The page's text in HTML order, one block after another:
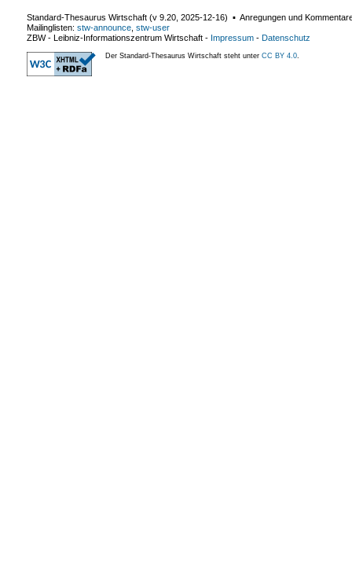
Standard-Thesaurus Wirtschaft (v 9.20 2025-12-16) ▪ Anregungen und
Mailinglisten: stw-announce stw-user
ZBW - Leibniz-Informationszentrum Wirtschaft - Impressum - Datenschutz
Der Standard-Thesaurus Wirtschaft steht unter CC BY 4.0